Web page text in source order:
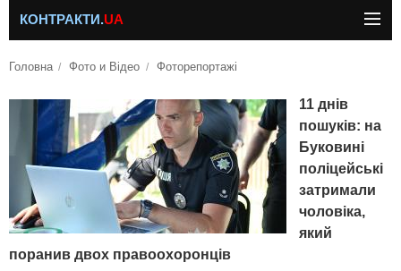
КОНТРАКТИ.UA
Головна Фото и Відео Фоторепортажі
11 днів
пошуків: на
Буковині
поліцейські
затримали
чоловіка,
який
поранив двох правоохоронців